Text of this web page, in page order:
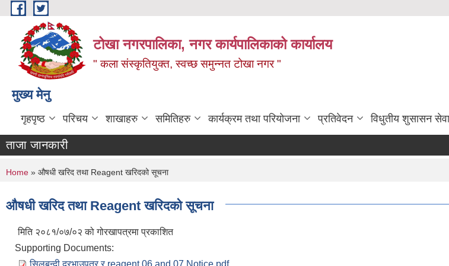
Skip to main content
टोखा नगरपालिका, नगर कार्यपालिकाको कार्यालय
" कला संस्कृतियुक्त, स्वच्छ समुन्‍नत टोखा नगर "
मुख्य मेनु
गृहपृष्ठ परिचय शाखाहरु समितिहरु कार्यक्रम तथा परियोजना प्रतिवेदन विधुतीय शुसासन सेवा
ताजा जानकारी
You are here
Home » औषधी खरिद तथा Reagent खरिदको सूचना
औषधी खरिद तथा Reagent खरिदको सूचना
मिति २०८१/०७/०२ को गोरखापत्रमा प्रकाशित
Supporting Documents:
सिलबन्दी दरभाउपत्र र reagent 06 and 07 Notice.pdf